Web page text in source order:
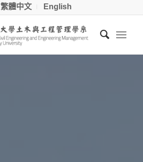
繁體中文 English